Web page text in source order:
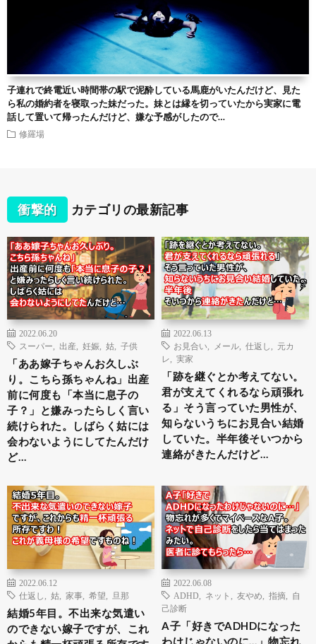
子連れで終電近い時間帯の駅で泥酔している馬鹿がいたんだけど、見た
ら私の婚約者を寝取った妹だった。妹とは縁を切っていたから実家に電
話して置いて帰ったんだけど、嫌な予感がしたので…
修羅場
衝撃的 カテゴリの最新記事
2022.06.20
スーパー
出産 妊娠 姑 子供
「ああ嫁子ちゃんお久しぶ
り。こちら孫ちゃんね」出産
前に何度も「本当に息子の
子？」と嫌みったらしく言い
続けられた。しばらく姑には
会わないようにしてたんだけ
ど…
2022.06.13
お見合い
メール 仕返し
元カ
レ
実家
「跡を継ぐとか考えてない。
君が支えてくれるなら頑張れ
る」そう言っていた男性が、
知らないうちにお見合い結婚
していた。半年後そいつから
連絡がきたんだけど…
2022.06.12
仕返し
姑 家事 希望 旦那
結婚5年目。不出来な気遣い
のできない嫁子ですが、これ
2022.06.08
ADHD
ネット 友やめ 指摘
自
己診断
A子「好きでADHDになった
わけじゃないのに…」物忘れ